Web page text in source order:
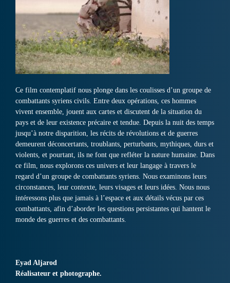
Ce film contemplatif nous plonge dans les coulisses d’un groupe de
combattants syriens civils. Entre deux opérations, ces hommes
vivent ensemble, jouent aux cartes et discutent de la situation du
pays et de leur existence précaire et tendue. Depuis la nuit des temps
jusqu’à notre disparition, les récits de révolutions et de guerres
demeurent déconcertants, troublants, perturbants, mythiques, durs et
violents, et pourtant, ils ne font que refléter la nature humaine. Dans
ce film, nous explorons ces univers et leur langage à travers le
regard d’un groupe de combattants syriens. Nous examinons leurs
circonstances, leur contexte, leurs visages et leurs idées. Nous nous
intéressons plus que jamais à l’espace et aux détails vécus par ces
combattants, afin d’aborder les questions persistantes qui hantent le
monde des guerres et des combattants.
Eyad Aljarod
Réalisateur et photographe.